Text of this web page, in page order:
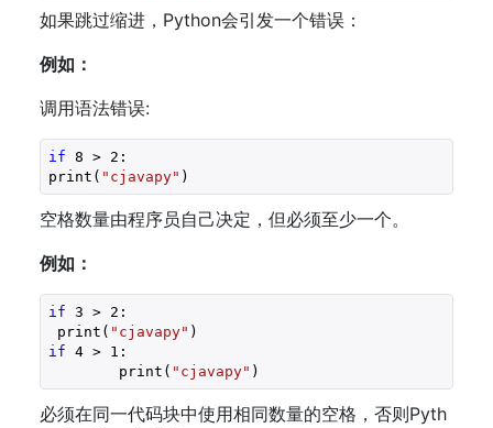
如果跳过缩进，Python会引发一个错误：
例如：
调用语法错误:
if 8 > 2 :
print( "cjavapy" )
空格数量由程序员自己决定，但必须至少一个。
例如：
if 3 > 2 :
print( "cjavapy" )
if 4 > 1 :
        print(
"cjavapy" )
必须在同一代码块中使用相同数量的空格，否则Pyth